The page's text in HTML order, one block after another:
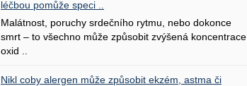
léčbou pomůže speci ..
Malátnost, poruchy srdečního rytmu, nebo dokonce
smrt – to všechno může způsobit zvýšená koncentrace
oxid ..
Nikl coby alergen může způsobit ekzém, astma či